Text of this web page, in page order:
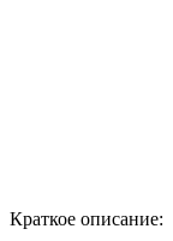
Краткое описание: